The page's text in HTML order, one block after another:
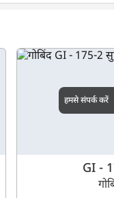
GI -
हमसे संपर्क करें